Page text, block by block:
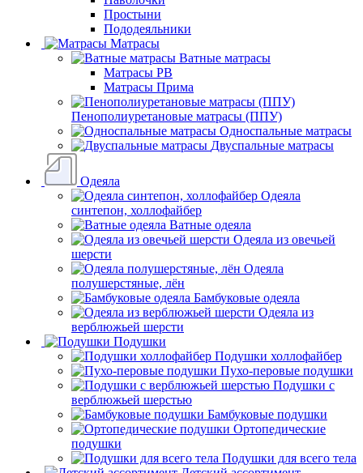
Простыни
Пододеяльники
Матрасы
Ватные матрасы
Матрасы РВ
Матрасы Прима
Пенополиуретановые матрасы (ППУ)
Односпальные матрасы
Двуспальные матрасы
Одеяла
Одеяла
синтепон, холлофайбер
Ватные одеяла
Одеяла из овечьей
шерсти
Одеяла
полушерстяные, лён
Бамбуковые одеяла
Одеяла из
верблюжьей шерсти
Подушки
Подушки холлофайбер
Пухо-перовые подушки
Подушки с
верблюжьей шерстью
Бамбуковые подушки
Ортопедические
подушки
Подушки для всего тела